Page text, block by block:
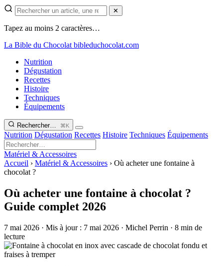
✕
Tapez au moins 2 caractères…
La Bible du Chocolat bibleduchocolat.com
Nutrition
Dégustation
Recettes
Histoire
Techniques
Équipements
Rechercher… ⌘K
Nutrition Dégustation Recettes Histoire Techniques Équipements
Matériel & Accessoires
Accueil › Matériel & Accessoires › Où acheter une fontaine à
chocolat ?
Où acheter une fontaine à chocolat ?
Guide complet 2026
7 mai 2026 · Mis à jour : 7 mai 2026 · Michel Perrin · 8 min de
lecture